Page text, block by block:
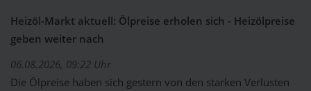
Heizöl-Markt aktuell: Ölpreise erholen sich - Heizölpreise
geben weiter nach
06.08.2026, 09:22 Uhr
Die Ölpreise haben sich gestern von den starken Verlusten